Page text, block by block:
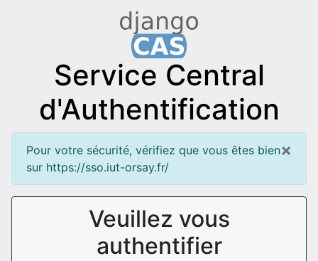
Service Central
d'Authentification
×
Pour votre sécurité, vérifiez que vous êtes bien
sur https://sso.iut-orsay.fr/
Veuillez vous
authentifier